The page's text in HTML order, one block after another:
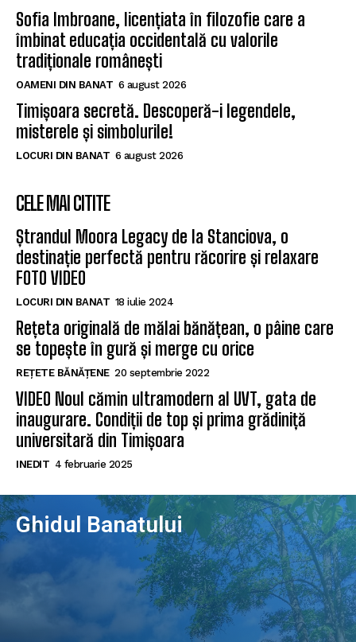
Sofia Imbroane, licențiata în filozofie care a
îmbinat educația occidentală cu valorile
tradiționale românești
OAMENI DIN BANAT 6 august 2026
Timișoara secretă. Descoperă-i legendele,
misterele și simbolurile!
LOCURI DIN BANAT 6 august 2026
CELE MAI CITITE
Ștrandul Moora Legacy de la Stanciova, o
destinație perfectă pentru răcorire și relaxare
FOTO VIDEO
LOCURI DIN BANAT 18 iulie 2024
Rețeta originală de mălai bănățean, o pâine care
se topește în gură și merge cu orice
REȚETE BĂNĂȚENE 20 septembrie 2022
VIDEO Noul cămin ultramodern al UVT, gata de
inaugurare. Condiții de top și prima grădiniță
universitară din Timișoara
INEDIT 4 februarie 2025
Ghidul Banatului